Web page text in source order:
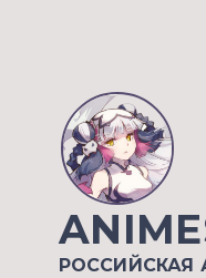
РОССИЙСКАЯ